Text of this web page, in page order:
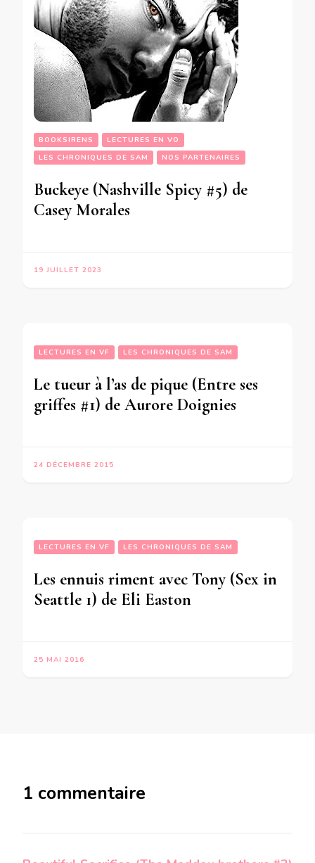
BOOKSIRENS
LECTURES EN VO
LES CHRONIQUES DE SAM
NOS PARTENAIRES
Buckeye (Nashville Spicy #5) de
Casey Morales
19 JUILLET 2023
LECTURES EN VF LES CHRONIQUES DE SAM
Le tueur à l’as de pique (Entre ses
griffes #1) de Aurore Doignies
24 DÉCEMBRE 2015
LECTURES EN VF LES CHRONIQUES DE SAM
Les ennuis riment avec Tony (Sex in
Seattle 1) de Eli Easton
25 MAI 2016
1 commentaire